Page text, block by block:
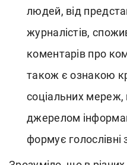
людей, від
журналістів,
коментарів про
також є ознакою
соціальних мереж,
джерелом
формує голослівні